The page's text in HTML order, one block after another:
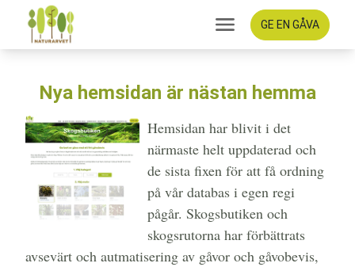
GE EN GÅVA
Nya hemsidan är nästan hemma
Hemsidan har blivit i det
närmaste helt uppdaterad och
de sista fixen för att få ordning
på vår databas i egen regi
pågår. Skogsbutiken och
skogsrutorna har förbättrats
avsevärt och autmatisering av gåvor och gåvobevis,